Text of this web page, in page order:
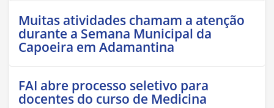
Muitas atividades chamam a atenção
durante a Semana Municipal da
Capoeira em Adamantina
FAI abre processo seletivo para
docentes do curso de Medicina